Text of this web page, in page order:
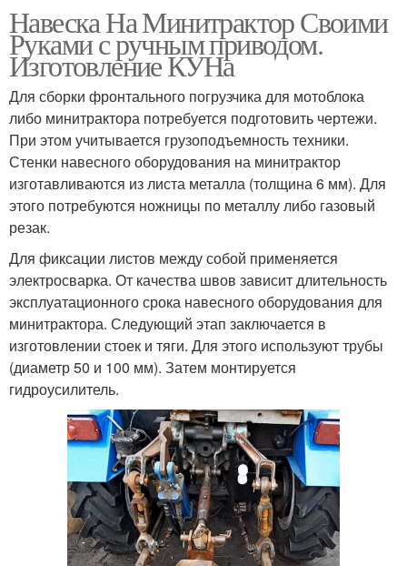
Навеска На Минитрактор Своими
Руками с ручным приводом.
Изготовление КУНа
Для сборки фронтального погрузчика для мотоблока
либо минитрактора потребуется подготовить чертежи.
При этом учитывается грузоподъемность техники.
Стенки навесного оборудования на минитрактор
изготавливаются из листа металла (толщина 6 мм). Для
этого потребуются ножницы по металлу либо газовый
резак.
Для фиксации листов между собой применяется
электросварка. От качества швов зависит длительность
эксплуатационного срока навесного оборудования для
минитрактора. Следующий этап заключается в
изготовлении стоек и тяги. Для этого используют трубы
(диаметр 50 и 100 мм). Затем монтируется
гидроусилитель.